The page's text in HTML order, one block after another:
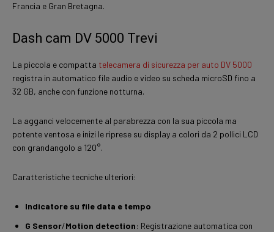
Francia e Gran Bretagna.
Dash cam DV 5000 Trevi
La piccola e compatta telecamera di sicurezza per auto DV 5000
registra in automatico file audio e video su scheda microSD fino a
32 GB, anche con funzione notturna.
La agganci velocemente al parabrezza con la sua piccola ma
potente ventosa e inizi le riprese su display a colori da 2 pollici LCD
con grandangolo a 120°.
Caratteristiche tecniche ulteriori:
Indicatore su file data e tempo
G Sensor/Motion detection: Registrazione automatica con